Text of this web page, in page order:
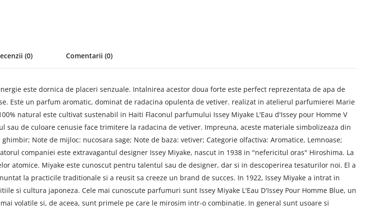
(0) Comentarii (0)
este dornica de placeri senzuale. Intalnirea acestor doua forte este perfect reprezentata de apa de
Este un parfum aromatic, dominat de radacina opulenta de vetiver. realizat in atelierul parfumierei Marie
natural este cultivat sustenabil in Haiti Flaconul parfumului Issey Miyake L'Eau d'Issey pour Homme V
de culoare cenusie face trimitere la radacina de vetiver. Impreuna, aceste materiale simbolizeaza din
Note de mijloc: nucosara sage; Note de baza: vetiver; Categorie olfactiva: Aromatice, Lemnoase;
companiei este extravagantul designer Issey Miyake, nascut in 1938 in "nefericitul oras" Hiroshima. La
atomice. Miyake este cunoscut pentru talentul sau de designer, dar si in descoperirea tesaturilor noi. El a
la practicile traditionale si a reusit sa creeze un brand de succes. In 1922, Issey Miyake a intrat in
si cultura japoneza. Cele mai cunoscute parfumuri sunt Issey Miyake L'Eau D'Issey Pour Homme Blue, un
volatile si, de aceea, sunt primele pe care le mirosim intr-o combinatie. In general sunt usoare si